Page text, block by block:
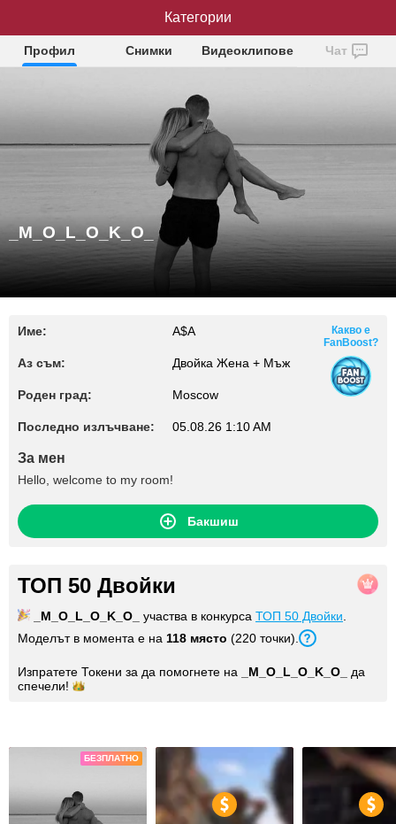
_M_O_L_O_K_O_
Профил Снимки Видеоклипове Чат
_M_O_L_O_K_O_
Име: A$А
Аз съм: Двойка Жена + Мъж
Роден град: Moscow
Последно излъчване: 05.08.26 1:10 AM
Какво е
FanBoost?
За мен
Hello, welcome to my room!
Бакшиш
ТОП 50 Двойки
_M_O_L_O_K_O_ участва в конкурса ТОП 50 Двойки
Моделът в момента е на 118 място (220 точки).
Изпратете Токени за да помогнете на _M_O_L_O_K_O_
да
спечели!
БЕЗПЛАТНО
Категории